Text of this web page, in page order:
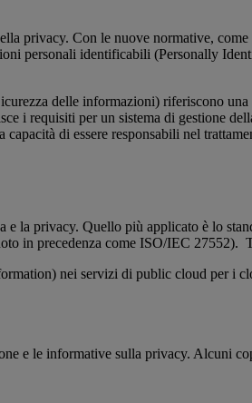
privacy. Con le nuove normative,
personali identificabili (Personally
delle informazioni) riferiscono
i requisiti per un sistema di gestione
di essere responsabili nel
la privacy. Quello più applicato è lo
in precedenza come ISO/IEC
nei servizi di public cloud per i
e le informative sulla privacy. Alcuni